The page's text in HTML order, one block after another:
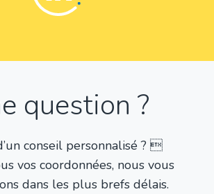
question ?
conseil personnalisé ? 
vos coordonnées, nous vous
dans les plus brefs délais.